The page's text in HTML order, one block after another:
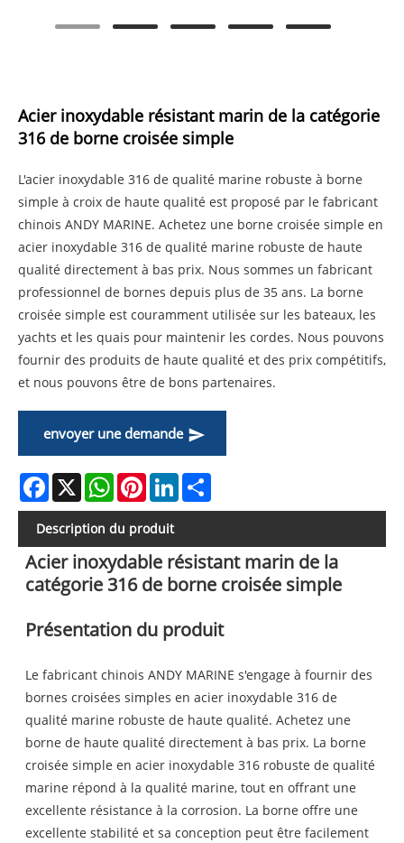
Acier inoxydable résistant marin de la catégorie
316 de borne croisée simple
L'acier inoxydable 316 de qualité marine robuste à borne
simple à croix de haute qualité est proposé par le fabricant
chinois ANDY MARINE. Achetez une borne croisée simple en
acier inoxydable 316 de qualité marine robuste de haute
qualité directement à bas prix. Nous sommes un fabricant
professionnel de bornes depuis plus de 35 ans. La borne
croisée simple est couramment utilisée sur les bateaux, les
yachts et les quais pour maintenir les cordes. Nous pouvons
fournir des produits de haute qualité et des prix compétitifs,
et nous pouvons être de bons partenaires.
envoyer une demande
Facebook
X WhatsAppPinterestLinkedIn
Description du produit
Acier inoxydable résistant marin de la
catégorie 316 de borne croisée simple
Présentation du produit
Le fabricant chinois ANDY MARINE s'engage à fournir des
bornes croisées simples en acier inoxydable 316 de
qualité marine robuste de haute qualité. Achetez une
borne de haute qualité directement à bas prix. La borne
croisée simple en acier inoxydable 316 robuste de qualité
marine répond à la qualité marine, tout en offrant une
excellente résistance à la corrosion. La borne offre une
excellente stabilité et sa conception peut être facilement